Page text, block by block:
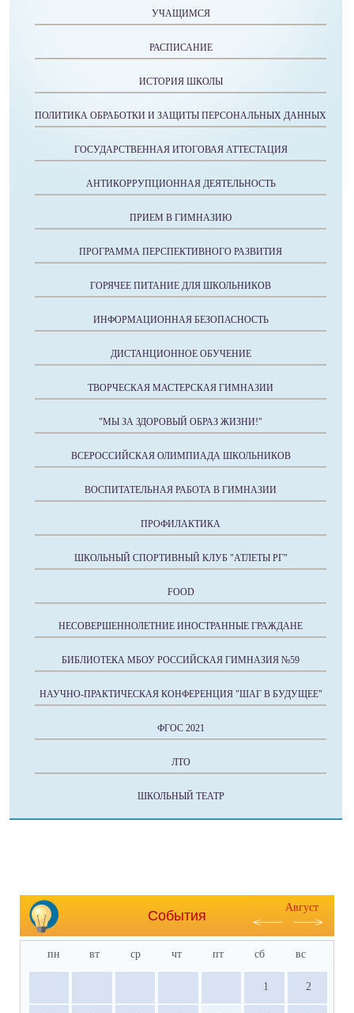
УЧАЩИМСЯ
РАСПИСАНИЕ
ИСТОРИЯ ШКОЛЫ
ПОЛИТИКА ОБРАБОТКИ И ЗАЩИТЫ ПЕРСОНАЛЬНЫХ ДАННЫХ
ГОСУДАРСТВЕННАЯ ИТОГОВАЯ АТТЕСТАЦИЯ
АНТИКОРРУПЦИОННАЯ ДЕЯТЕЛЬНОСТЬ
ПРИЕМ В ГИМНАЗИЮ
ПРОГРАММА ПЕРСПЕКТИВНОГО РАЗВИТИЯ
ГОРЯЧЕЕ ПИТАНИЕ ДЛЯ ШКОЛЬНИКОВ
ИНФОРМАЦИОННАЯ БЕЗОПАСНОСТЬ
ДИСТАНЦИОННОЕ ОБУЧЕНИЕ
ТВОРЧЕСКАЯ МАСТЕРСКАЯ ГИМНАЗИИ
"МЫ ЗА ЗДОРОВЫЙ ОБРАЗ ЖИЗНИ!"
ВСЕРОССИЙСКАЯ ОЛИМПИАДА ШКОЛЬНИКОВ
ВОСПИТАТЕЛЬНАЯ РАБОТА В ГИМНАЗИИ
ПРОФИЛАКТИКА
ШКОЛЬНЫЙ СПОРТИВНЫЙ КЛУБ "АТЛЕТЫ РГ"
FOOD
НЕСОВЕРШЕННОЛЕТНИЕ ИНОСТРАННЫЕ ГРАЖДАНЕ
БИБЛИОТЕКА МБОУ РОССИЙСКАЯ ГИМНАЗИЯ №59
НАУЧНО-ПРАКТИЧЕСКАЯ КОНФЕРЕНЦИЯ "ШАГ В БУДУЩЕЕ"
ФГОС 2021
ЛТО
ШКОЛЬНЫЙ ТЕАТР
События
Август
пн вт ср чт пт сб вс
1 2